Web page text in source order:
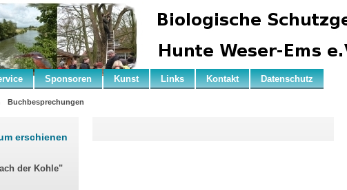
Sponsoren Kunst Links Kontakt Datenschutz
Buchbesprechungen
erschienen
der Kohle"